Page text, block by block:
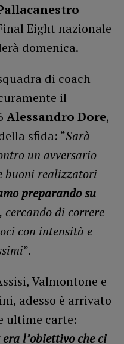
Eight nazionale
domenica.
di coach
il
Alessandro Dore,
sfida: “Sarà
un avversario
buoni realizzatori
preparando su
, cercando di correre
con intensità e
”.
Valmontone e
adesso è arrivato
ultime carte:
l’obiettivo che ci